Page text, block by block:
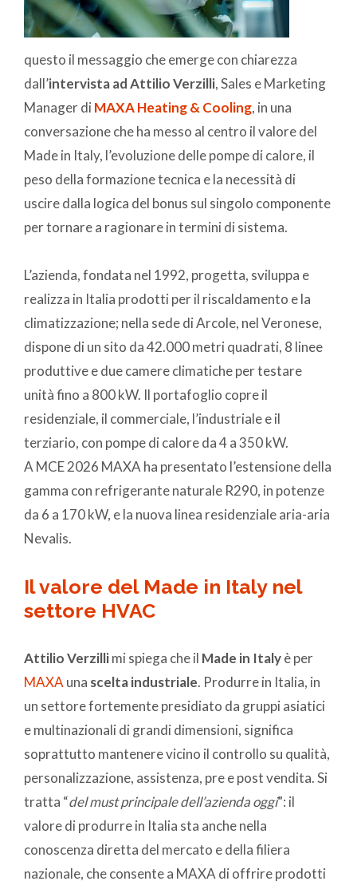
questo il messaggio che emerge con chiarezza
dall’intervista ad Attilio Verzilli, Sales e Marketing
Manager di MAXA Heating & Cooling, in una
conversazione che ha messo al centro il valore del
Made in Italy, l’evoluzione delle pompe di calore, il
peso della formazione tecnica e la necessità di
uscire dalla logica del bonus sul singolo componente
per tornare a ragionare in termini di sistema.
L’azienda, fondata nel 1992, progetta, sviluppa e
realizza in Italia prodotti per il riscaldamento e la
climatizzazione; nella sede di Arcole, nel Veronese,
dispone di un sito da 42.000 metri quadrati, 8 linee
produttive e due camere climatiche per testare
unità fino a 800 kW. Il portafoglio copre il
residenziale, il commerciale, l’industriale e il
terziario, con pompe di calore da 4 a 350 kW.
A MCE 2026 MAXA ha presentato l’estensione della
gamma con refrigerante naturale R290, in potenze
da 6 a 170 kW, e la nuova linea residenziale aria-aria
Nevalis.
Il valore del Made in Italy nel
settore HVAC
Attilio Verzillimi spiega che il Made in Italyè per
MAXA una scelta industriale. Produrre in Italia, in
un settore fortemente presidiato da gruppi asiatici
e multinazionali di grandi dimensioni, significa
soprattutto mantenere vicino il controllo su qualità,
personalizzazione, assistenza, pre e post vendita. Si
tratta “del must principale dell’azienda oggi”: il
valore di produrre in Italia sta anche nella
conoscenza diretta del mercato e della filiera
nazionale, che consente a MAXA di offrire prodotti